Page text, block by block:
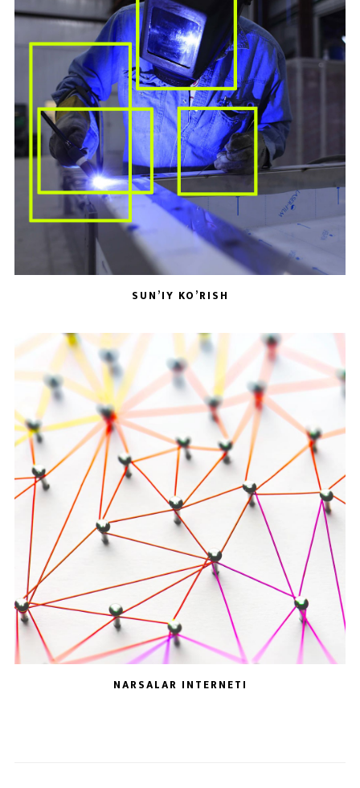
SUN’IY KO’RISH
NARSALAR INTERNETI